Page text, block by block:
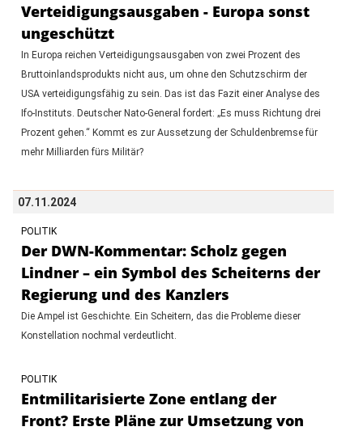
Verteidigungsausgaben - Europa sonst
ungeschützt
In Europa reichen Verteidigungsausgaben von zwei Prozent des
Bruttoinlandsprodukts nicht aus, um ohne den Schutzschirm der
USA verteidigungsfähig zu sein. Das ist das Fazit einer Analyse des
Ifo-Instituts. Deutscher Nato-General fordert: „Es muss Richtung drei
Prozent gehen.“ Kommt es zur Aussetzung der Schuldenbremse für
mehr Milliarden fürs Militär?
07.11.2024
POLITIK
Der DWN-Kommentar: Scholz gegen
Lindner – ein Symbol des Scheiterns der
Regierung und des Kanzlers
Die Ampel ist Geschichte. Ein Scheitern, das die Probleme dieser
Konstellation nochmal verdeutlicht.
POLITIK
Entmilitarisierte Zone entlang der
Front? Erste Pläne zur Umsetzung von